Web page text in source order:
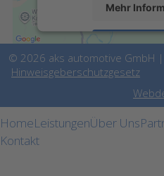
Mehr
powered by
© 2026 aks automotive GmbH
Hinweisgeberschutzgesetz
HomeLeistungenÜber Uns
Kontakt